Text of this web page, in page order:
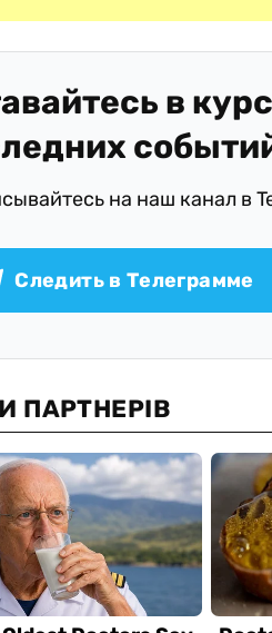
в
на наш канал в
Следить в Телеграмме